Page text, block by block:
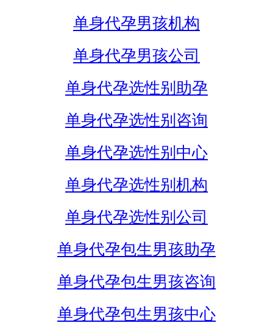
单身代孕男孩机构
单身代孕男孩公司
单身代孕选性别助孕
单身代孕选性别咨询
单身代孕选性别中心
单身代孕选性别机构
单身代孕选性别公司
单身代孕包生男孩助孕
单身代孕包生男孩咨询
单身代孕包生男孩中心